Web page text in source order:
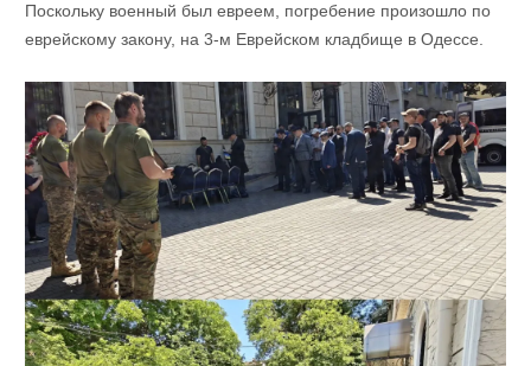
Поскольку военный был евреем, погребение произошло по
еврейскому закону, на 3-м Еврейском кладбище в Одессе.